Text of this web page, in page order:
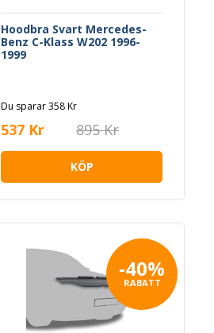
Hoodbra Svart Mercedes-
Benz C-Klass W202 1996-
1999
Du sparar 358 Kr
537 Kr 895 Kr
KÖP
-40%
RABATT